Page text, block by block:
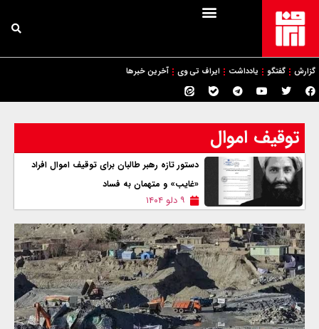
گزارش گفتگو یادداشت ایراف تی وی آخرین خبرها
توقیف اموال
دستور تازه رهبر طالبان برای توقیف اموال افراد
«غایب» و متهمان به فساد
۹ دلو ۱۴۰۴